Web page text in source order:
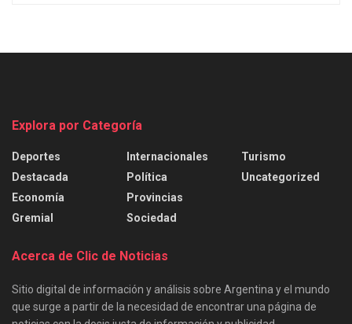
Explora por Categoría
Deportes
Destacada
Economía
Gremial
Internacionales
Política
Provincias
Sociedad
Turismo
Uncategorized
Acerca de Clic de Noticias
Sitio digital de información y análisis sobre Argentina y el mundo
que surge a partir de la necesidad de encontrar una página de